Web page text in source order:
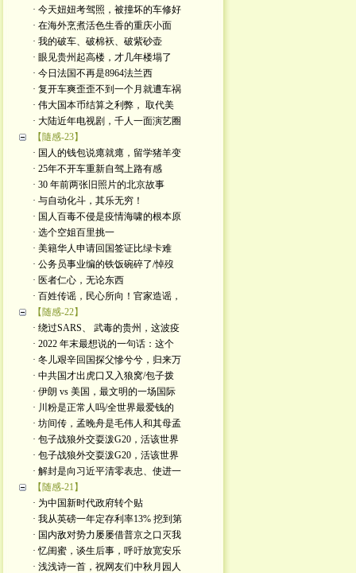
· 今天妞妞考驾照，被撞坏的车修好
· 在海外烹煮活色生香的重庆小面
· 我的破车、破棉袄、破紫砂壶
· 眼见贵州起高楼，才几年楼塌了
· 今日法国不再是8964法兰西
· 复开车爽歪歪不到一个月就遭车祸
· 伟大国本币结算之利弊， 取代美
· 大陆近年电视剧，千人一面演艺圈
【隨感-23】
· 国人的钱包说瘪就瘪，留学猪羊变
· 25年不开车重新自驾上路有感
· 30 年前两张旧照片的北京故事
· 与自动化斗，其乐无穷！
· 国人百毒不侵是疫情海啸的根本原
· 选个空姐百里挑一
· 美籍华人申请回国签证比绿卡难
· 公务员事业编的铁饭碗碎了/悼歿
· 医者仁心，无论东西
· 百姓传谣，民心所向！官家造谣，
【随感-22】
· 绕过SARS、 武毒的贵州，这波疫
· 2022 年末最想说的一句话：这个
· 冬儿艰辛回国探父慘兮兮，归来万
· 中共国才出虎口又入狼窝/包子拨
· 伊朗 vs 美国，最文明的一场国际
· 川粉是正常人吗/全世界最爱钱的
· 坊间传，孟晚舟是毛伟人和其母孟
· 包子战狼外交耍泼G20，活该世界
· 包子战狼外交耍泼G20，活该世界
· 解封是向习近平清零表忠、使进一
【随感-21】
· 为中国新时代政府转个贴
· 我从英磅一年定存利率13% 挖到第
· 国内敌对势力屡屡借普京之口灭我
· 忆闺蜜，谈生后事，呼吁放宽安乐
· 浅浅诗一首，祝网友们中秋月园人